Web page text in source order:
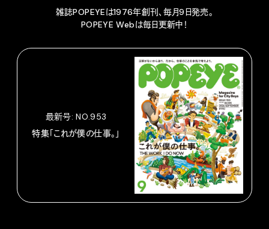
雑誌POPEYEは1976年創刊、毎月9日発売。
POPEYE Webは毎日更新中！
最新号: NO.953
特集「これが僕の仕事。」